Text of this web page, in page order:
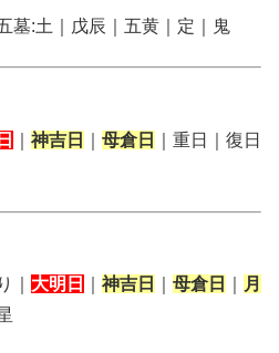
五墓:土｜戊辰｜五黄｜定｜鬼
神吉日 母倉日
｜重日｜復日
｜ 大明日 神吉日 母倉日
月